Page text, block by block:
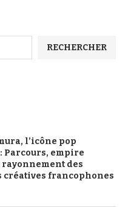
RECHERCHER
l’icône pop
Parcours, empire
rayonnement des
créatives francophones